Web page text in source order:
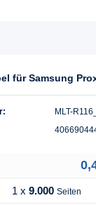
für Samsung
MLT-
1 x 9.000 Seiten